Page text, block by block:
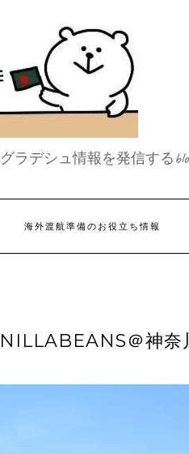
ラデシュ情報を発信する
海外渡航準備のお役立ち情報
＠神奈